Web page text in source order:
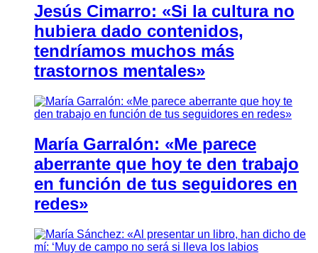
Jesús Cimarro: «Si la cultura no
hubiera dado contenidos,
tendríamos muchos más
trastornos mentales»
María Garralón: «Me parece
aberrante que hoy te den trabajo
en función de tus seguidores en
redes»